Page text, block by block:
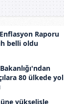
Enflasyon Raporu
belli oldu
80 ülkede yol
yükselişle